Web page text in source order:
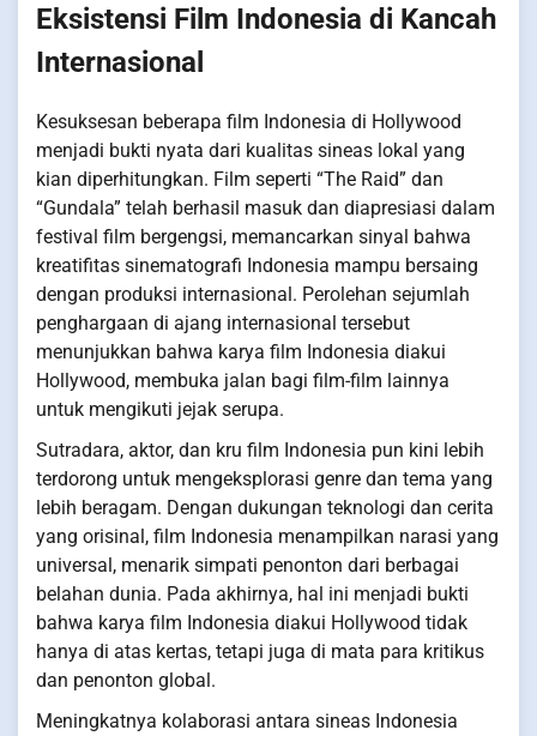
Eksistensi Film Indonesia di Kancah
Internasional
Kesuksesan beberapa film Indonesia di Hollywood
menjadi bukti nyata dari kualitas sineas lokal yang
kian diperhitungkan. Film seperti “The Raid” dan
“Gundala” telah berhasil masuk dan diapresiasi dalam
festival film bergengsi, memancarkan sinyal bahwa
kreatifitas sinematografi Indonesia mampu bersaing
dengan produksi internasional. Perolehan sejumlah
penghargaan di ajang internasional tersebut
menunjukkan bahwa karya film Indonesia diakui
Hollywood, membuka jalan bagi film-film lainnya
untuk mengikuti jejak serupa.
Sutradara, aktor, dan kru film Indonesia pun kini lebih
terdorong untuk mengeksplorasi genre dan tema yang
lebih beragam. Dengan dukungan teknologi dan cerita
yang orisinal, film Indonesia menampilkan narasi yang
universal, menarik simpati penonton dari berbagai
belahan dunia. Pada akhirnya, hal ini menjadi bukti
bahwa karya film Indonesia diakui Hollywood tidak
hanya di atas kertas, tetapi juga di mata para kritikus
dan penonton global.
Meningkatnya kolaborasi antara sineas Indonesia